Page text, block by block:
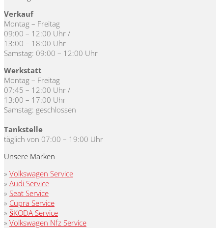
Verkauf
Montag – Freitag
09:00 – 12:00 Uhr /
13:00 – 18:00 Uhr
Samstag: 09:00 – 12:00 Uhr
Werkstatt
Montag – Freitag
07:45 – 12:00 Uhr /
13:00 – 17:00 Uhr
Samstag: geschlossen
Tankstelle
täglich von 07:00 – 19:00 Uhr
Unsere Marken
» Volkswagen Service
» Audi Service
» Seat Service
» Cupra Service
» ŠKODA Service
» Volkswagen Nfz Service